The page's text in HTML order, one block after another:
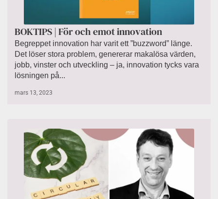
BOKTIPS | För och emot innovation
Begreppet innovation har varit ett ”buzzword” länge.
Det löser stora problem, genererar makalösa värden,
jobb, vinster och utveckling – ja, innovation tycks vara
lösningen på...
mars 13, 2023